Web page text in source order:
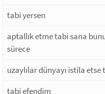
tabi yersen
aptallık etme tabi sana
sürece
uzaylılar dünyayı istila
tabi efendim